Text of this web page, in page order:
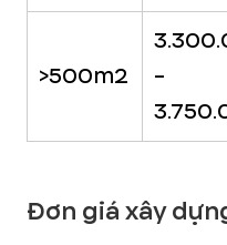
>500m2
-
Đơn giá xây